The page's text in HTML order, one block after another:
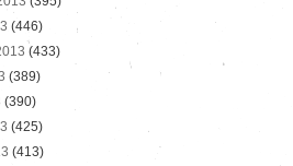
(446)
(433)
(389)
(390)
(425)
(413)